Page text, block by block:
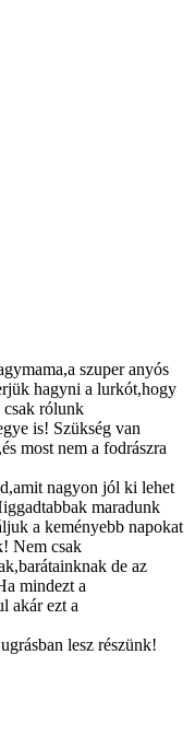
szuper anyós
hagyni a lurkót,hogy
csak rólunk
is! Szükség van
most nem a fodrászra
nagyon jól ki lehet
maradunk
a keményebb napokat
Nem csak
de az
mindezt a
akár ezt a
lesz részünk!